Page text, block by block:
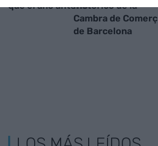
que el año anteriorhistórico de la
Cambra de Comerç
de Barcelona